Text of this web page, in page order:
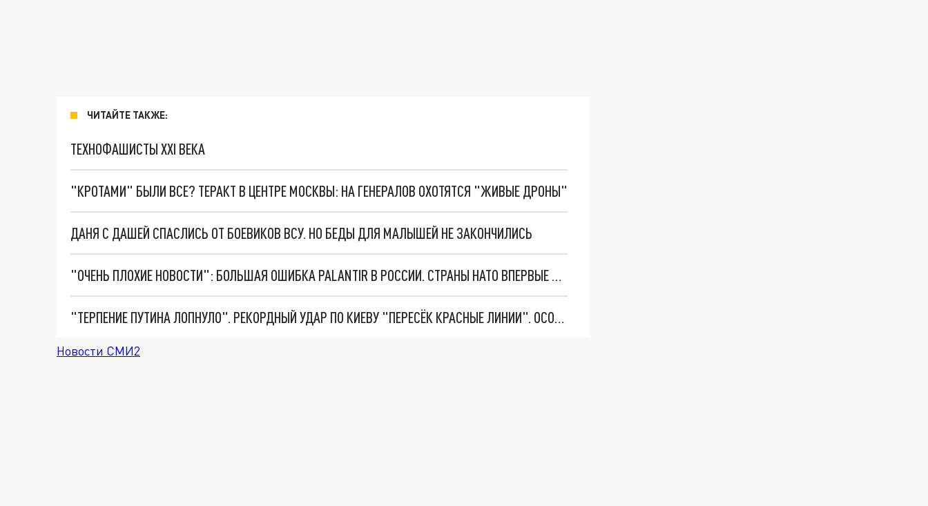
ЧИТАЙТЕ ТАКЖЕ:
ТЕХНОФАШИСТЫ XXI ВЕКА
"КРОТАМИ" БЫЛИ ВСЕ? ТЕРАКТ В ЦЕНТРЕ МОСКВЫ: НА ГЕНЕРАЛОВ ОХОТЯТСЯ "ЖИВЫЕ ДРОНЫ"
ДАНЯ С ДАШЕЙ СПАСЛИСЬ ОТ БОЕВИКОВ ВСУ. НО БЕДЫ ДЛЯ МАЛЫШЕЙ НЕ ЗАКОНЧИЛИСЬ
"ОЧЕНЬ ПЛОХИЕ НОВОСТИ": БОЛЬШАЯ ОШИБКА PALANTIR В РОССИИ. СТРАНЫ НАТО ВПЕРВЫЕ ЗА СВО ОСТАНОВИЛИ ПОСТАВКИ ОРУЖИЯ. ВСУ ТЕРЯЮТ ПРИГРАНИЧЬЕ?
"ТЕРПЕНИЕ ПУТИНА ЛОПНУЛО". РЕКОРДНЫЙ УДАР ПО КИЕВУ "ПЕРЕСЁК КРАСНЫЕ ЛИНИИ". ОСОБЫЕ СПЕЦЫ КНДР НА ЛБС? ТАЙНЫЕ ПЕРЕГОВОРЫ ЕВРОПЫ И МОСКВЫ
Новости СМИ2